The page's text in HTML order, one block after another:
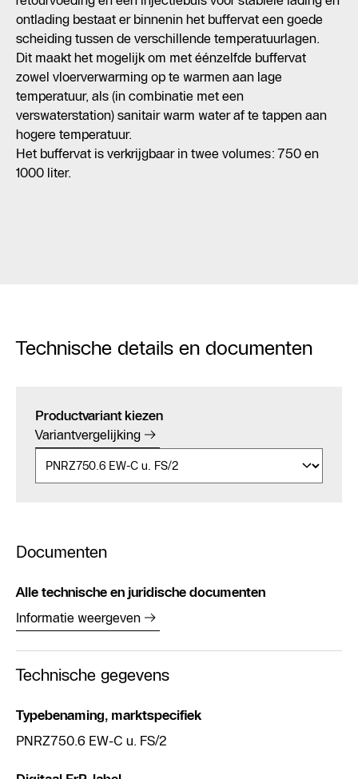
ontlading bestaat er binnenin het buffervat een goede
scheiding tussen de verschillende temperatuurlagen.
Dit maakt het mogelijk om met éénzelfde buffervat
zowel vloerverwarming op te warmen aan lage
temperatuur, als (in combinatie met een
verswaterstation) sanitair warm water af te tappen aan
hogere temperatuur.
Het buffervat is verkrijgbaar in twee volumes: 750 en
1000 liter.
Technische details en documenten
Productvariant kiezen
Variantvergelijking
Documenten
Alle technische en juridische documenten
Informatie weergeven
Technische gegevens
Typebenaming, marktspecifiek
PNRZ750.6 EW-C u. FS/2